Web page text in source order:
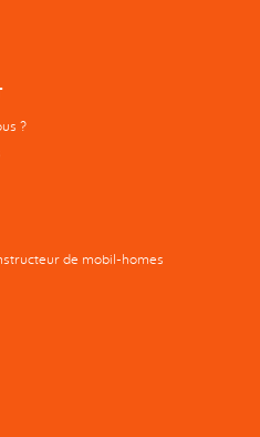
?
de mobil-homes